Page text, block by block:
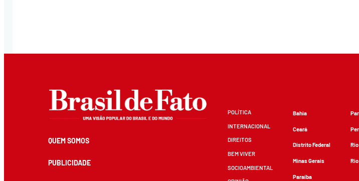
QUEM SOMOS
PUBLICIDADE
POLÍTICA
INTERNACIONAL
DIREITOS
BEM VIVER
SOCIOAMBIENTAL
Bahia
Ceará
Distrito Federal
Minas Gerais
Paraíba